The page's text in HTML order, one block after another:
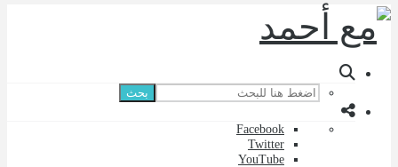
بحث
Facebook
Twitter
YouTube